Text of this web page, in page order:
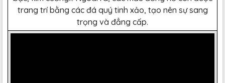
trang trí bằng các đá quý tinh xảo, tạo nên sự sang
trọng và đẳng cấp.